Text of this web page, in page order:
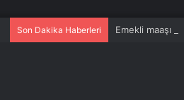
Son Dakika Haberleri Emekli maaşı